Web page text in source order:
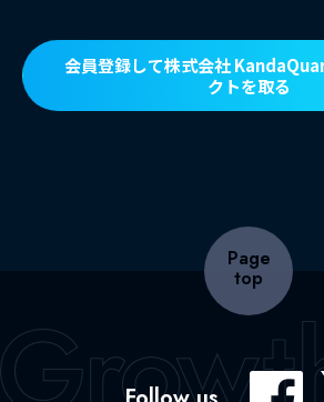
会員登録して株式会社
クトを取る
Page
top